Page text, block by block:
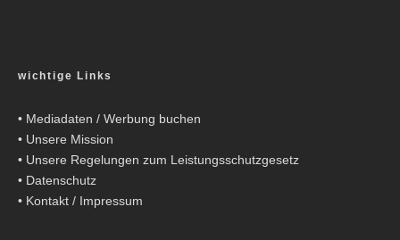
wichtige Links
• Mediadaten / Werbung buchen
• Unsere Mission
• Unsere Regelungen zum Leistungsschutzgesetz
• Datenschutz
• Kontakt / Impressum